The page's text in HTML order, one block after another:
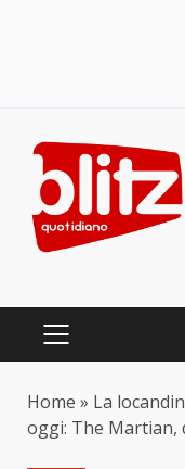
content
PRIMARY
Home » La
oggi: The Martian,